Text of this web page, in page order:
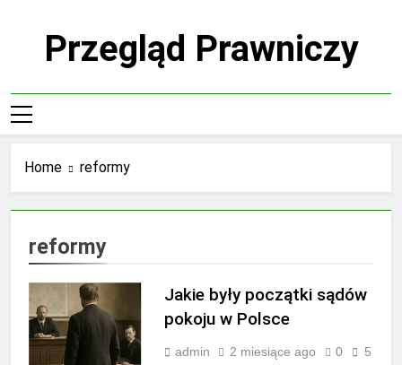
Przegląd Prawniczy
Home reformy
reformy
Jakie były początki sądów
pokoju w Polsce
admin 2 miesiące ago 0
5